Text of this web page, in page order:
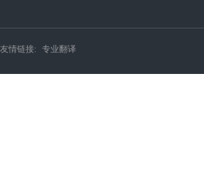
友情链接: 专业翻译